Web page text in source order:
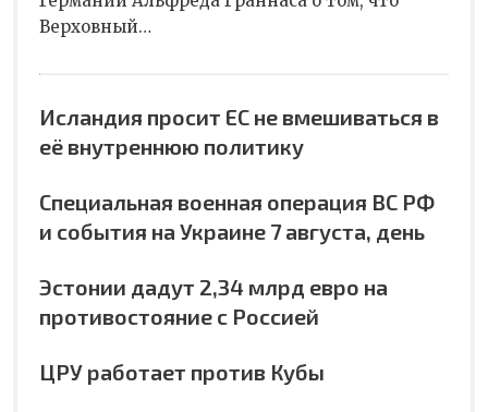
Верховный…
Исландия просит ЕС не вмешиваться в
её внутреннюю политику
Специальная военная операция ВС РФ
и события на Украине 7 августа, день
Эстонии дадут 2,34 млрд евро на
противостояние с Россией
ЦРУ работает против Кубы